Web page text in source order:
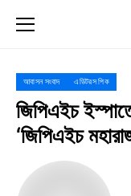
আবাসন সংবাদ এডিটরস পিক
জিপিএইচ
‘জিপিএইচ